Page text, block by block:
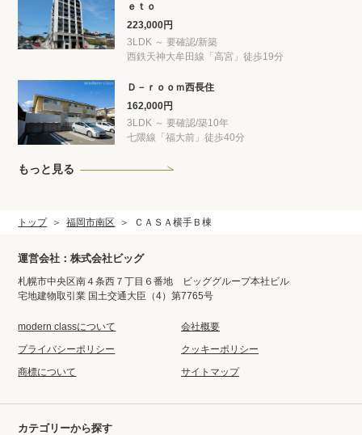
ｅｔｏ
223,000円
3LDK ～ 要確認/新築
西鉄天神大牟田線「高宮」徒歩19分
Ｄ－ｒｏｏｍ西長住
162,000円
3LDK ～ 要確認/築10年
七隈線「福大前」徒歩40分
もっと見る
トップ 福岡市南区 ＣＡＳＡ横手Ｂ棟
運営会社：株式会社ビッグ
札幌市中央区南４条西７丁目６番地 ビッググループ本社ビル
宅地建物取引業 国土交通大臣（4）第7765号
modern classについて
会社概要
プライバシーポリシー
クッキーポリシー
商標について
サイトマップ
カテゴリーから探す